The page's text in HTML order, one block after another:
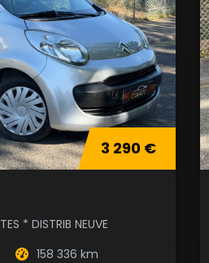
3 290 €
* DISTRIB NEUVE
158 336 km